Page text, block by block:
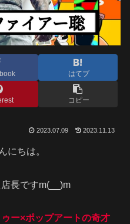
はてブ
コピー
2023.07.09 2023.11.13
にちは。
長ですm(__)m
ー×ポップアートの奇才